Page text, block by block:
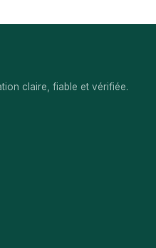
claire, fiable et vérifiée.